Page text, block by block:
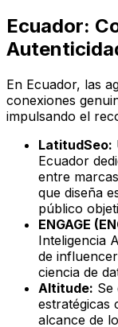
Ecuador:
En Ecuador, las
conexiones
impulsando el
LatitudSeo:
Ecuador
entre
que diseña
público
ENGAGE
Inteligencia
de
ciencia de
Altitude: Se
estratégicas
alcance de